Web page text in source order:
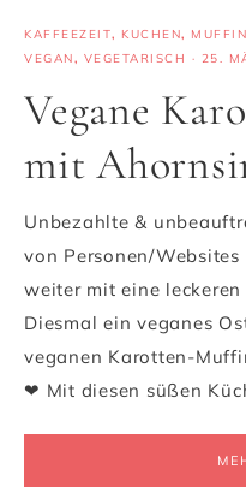
KAFFEEZEIT, KUCHEN,
VEGAN, VEGETARISCH · 25.
Vegane
mit
Unbezahlte &
von Personen/
weiter mit eine
Diesmal ein veganes
veganen Karotten-
❤ Mit diesen süßen